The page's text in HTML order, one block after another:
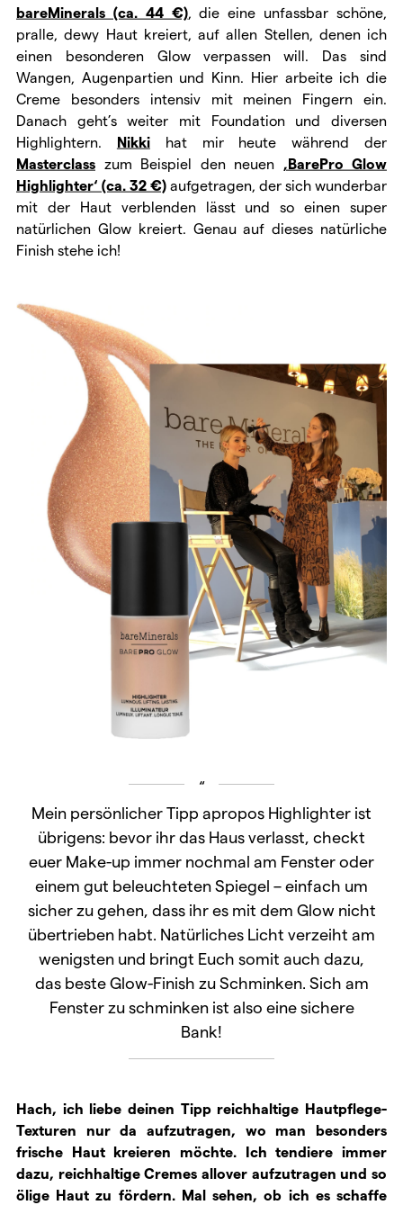
bareMinerals (ca. 44 €), die eine unfassbar schöne,
pralle, dewy Haut kreiert, auf allen Stellen, denen ich
einen besonderen Glow verpassen will. Das sind
Wangen, Augenpartien und Kinn. Hier arbeite ich die
Creme besonders intensiv mit meinen Fingern ein.
Danach geht’s weiter mit Foundation und diversen
Highlightern. Nikkihat mir heute während der
Masterclass zum Beispiel den neuen ‚BarePro Glow
Highlighter‘ (ca. 32 €) aufgetragen, der sich wunderbar
mit der Haut verblenden lässt und so einen super
natürlichen Glow kreiert. Genau auf dieses natürliche
Finish stehe ich!
Mein persönlicher Tipp apropos Highlighter ist
übrigens: bevor ihr das Haus verlasst, checkt
euer Make-up immer nochmal am Fenster oder
einem gut beleuchteten Spiegel – einfach um
sicher zu gehen, dass ihr es mit dem Glow nicht
übertrieben habt. Natürliches Licht verzeiht am
wenigsten und bringt Euch somit auch dazu,
das beste Glow-Finish zu Schminken. Sich am
Fenster zu schminken ist also eine sichere
Bank!
Hach, ich liebe deinen Tipp reichhaltige Hautpflege-
Texturen nur da aufzutragen, wo man besonders
frische Haut kreieren möchte. Ich tendiere immer
dazu, reichhaltige Cremes allover aufzutragen und so
ölige Haut zu fördern. Mal sehen, ob ich es schaffe